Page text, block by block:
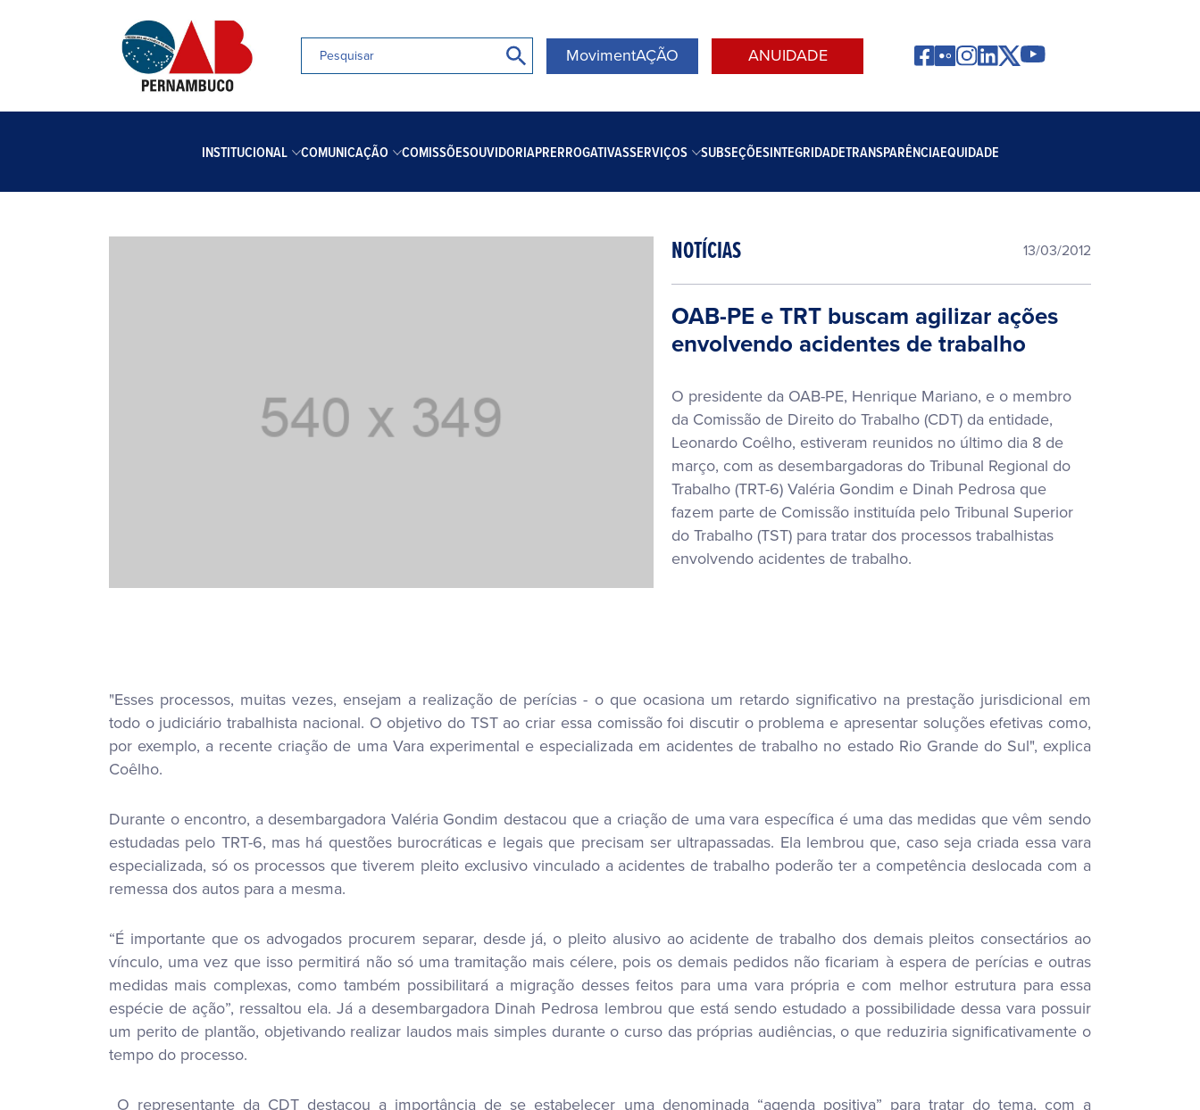
MovimentAÇÃO ANUIDADE
INSTITUCIONAL COMUNICAÇÃO COMISSÕESOUVIDORIAPRERROGATIVASSERVIÇOS SUBSEÇÕESINTEGRIDADETRANSPARÊNCIAEQUIDADE
NOTÍCIAS 13/03/2012
OAB-PE e TRT buscam agilizar ações
envolvendo acidentes de trabalho
O presidente da OAB-PE, Henrique Mariano, e o membro
da Comissão de Direito do Trabalho (CDT) da entidade,
Leonardo Coêlho, estiveram reunidos no último dia 8 de
março, com as desembargadoras do Tribunal Regional do
Trabalho (TRT-6) Valéria Gondim e Dinah Pedrosa que
fazem parte de Comissão instituída pelo Tribunal Superior
do Trabalho (TST) para tratar dos processos trabalhistas
envolvendo acidentes de trabalho.
"Esses processos, muitas vezes, ensejam a realização de perícias - o que ocasiona um retardo significativo na prestação jurisdicional em
todo o judiciário trabalhista nacional. O objetivo do TST ao criar essa comissão foi discutir o problema e apresentar soluções efetivas como,
por exemplo, a recente criação de uma Vara experimental e especializada em acidentes de trabalho no estado Rio Grande do Sul", explica
Coêlho.
Durante o encontro, a desembargadora Valéria Gondim destacou que a criação de uma vara específica é uma das medidas que vêm sendo
estudadas pelo TRT-6, mas há questões burocráticas e legais que precisam ser ultrapassadas. Ela lembrou que, caso seja criada essa vara
especializada, só os processos que tiverem pleito exclusivo vinculado a acidentes de trabalho poderão ter a competência deslocada com a
remessa dos autos para a mesma.
“É importante que os advogados procurem separar, desde já, o pleito alusivo ao acidente de trabalho dos demais pleitos consectários ao
vínculo, uma vez que isso permitirá não só uma tramitação mais célere, pois os demais pedidos não ficariam à espera de perícias e outras
medidas mais complexas, como também possibilitará a migração desses feitos para uma vara própria e com melhor estrutura para essa
espécie de ação”, ressaltou ela. Já a desembargadora Dinah Pedrosa lembrou que está sendo estudado a possibilidade dessa vara possuir
um perito de plantão, objetivando realizar laudos mais simples durante o curso das próprias audiências, o que reduziria significativamente o
tempo do processo.
O representante da CDT destacou a importância de se estabelecer uma denominada “agenda positiva” para tratar do tema, com a